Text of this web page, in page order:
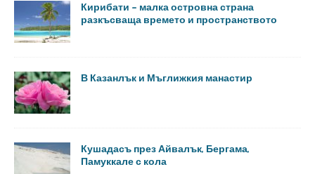
Кирибати – малка островна страна
разкъсваща времето и пространството
В Казанлък и Мъглижкия манастир
Кушадасъ през Айвалък, Бергама,
Памуккале с кола